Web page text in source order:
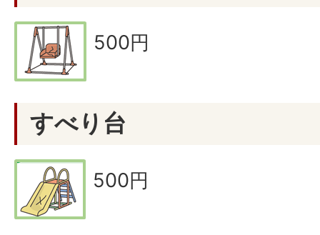
500円
すべり台
500円